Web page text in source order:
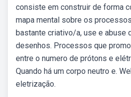
consiste em construir de forma
mapa mental sobre os
bastante criativo/a, use e abuse
desenhos. Processos que
entre o numero de prótons e
Quando há um corpo neutro e.
eletrização.